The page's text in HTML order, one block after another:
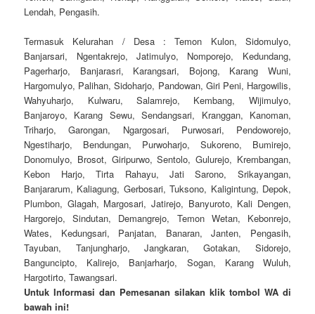
Lendah, Pengasih.
Termasuk Kelurahan / Desa : Temon Kulon, Sidomulyo,
Banjarsari, Ngentakrejo, Jatimulyo, Nomporejo, Kedundang,
Pagerharjo, Banjarasri, Karangsari, Bojong, Karang Wuni,
Hargomulyo, Palihan, Sidoharjo, Pandowan, Giri Peni, Hargowilis,
Wahyuharjo, Kulwaru, Salamrejo, Kembang, Wijimulyo,
Banjaroyo, Karang Sewu, Sendangsari, Kranggan, Kanoman,
Triharjo, Garongan, Ngargosari, Purwosari, Pendoworejo,
Ngestiharjo, Bendungan, Purwoharjo, Sukoreno, Bumirejo,
Donomulyo, Brosot, Giripurwo, Sentolo, Gulurejo, Krembangan,
Kebon Harjo, Tirta Rahayu, Jati Sarono, Srikayangan,
Banjararum, Kaliagung, Gerbosari, Tuksono, Kaligintung, Depok,
Plumbon, Glagah, Margosari, Jatirejo, Banyuroto, Kali Dengen,
Hargorejo, Sindutan, Demangrejo, Temon Wetan, Kebonrejo,
Wates, Kedungsari, Panjatan, Banaran, Janten, Pengasih,
Tayuban, Tanjungharjo, Jangkaran, Gotakan, Sidorejo,
Banguncipto, Kalirejo, Banjarharjo, Sogan, Karang Wuluh,
Hargotirto, Tawangsari.
Untuk Informasi dan Pemesanan silakan klik tombol WA di
bawah ini!